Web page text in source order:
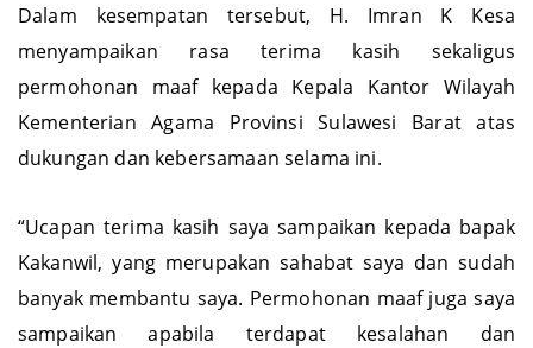
Dalam kesempatan tersebut, H. Imran K Kesa
menyampaikan rasa terima kasih sekaligus
permohonan maaf kepada Kepala Kantor Wilayah
Kementerian Agama Provinsi Sulawesi Barat atas
dukungan dan kebersamaan selama ini.
“Ucapan terima kasih saya sampaikan kepada bapak
Kakanwil, yang merupakan sahabat saya dan sudah
banyak membantu saya. Permohonan maaf juga saya
sampaikan apabila terdapat kesalahan dan